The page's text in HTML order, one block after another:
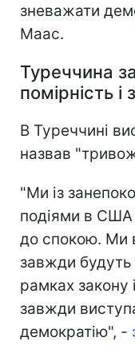
зневажати
Маас.
Туреччина
помірність
В Туреччині
назвав
"Ми із
подіями в США
до спокою. Ми
завжди
рамках закону
завжди
демократію", -